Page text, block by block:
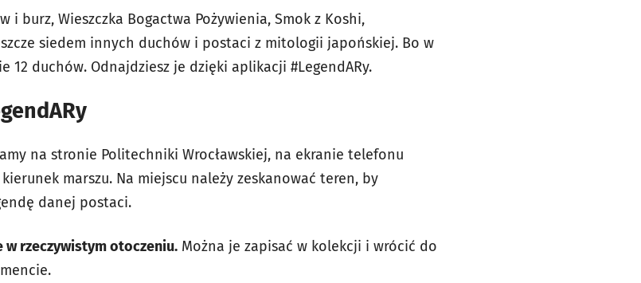
burz, Wieszczka Bogactwa Pożywienia, Smok z Koshi,
siedem innych duchów i postaci z mitologii japońskiej. Bo w
12 duchów. Odnajdziesz je dzięki aplikacji #LegendARy.
na stronie Politechniki Wrocławskiej, na ekranie telefonu
marszu. Na miejscu należy zeskanować teren, by
danej postaci.
w rzeczywistym otoczeniu. Można je zapisać w kolekcji i wrócić do